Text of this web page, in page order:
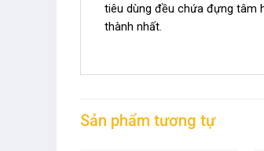
tiêu dùng đều chứa đựng tâm
thành nhất.
Sản phẩm tương tự